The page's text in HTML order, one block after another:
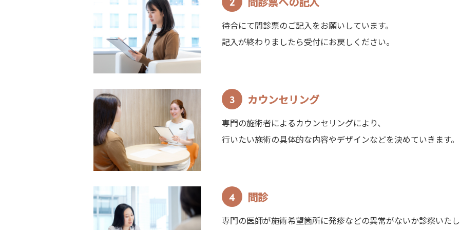
待合にて問診票のご記入をお願いしています。
記入が終わりましたら受付にお戻しください。
カウンセリング
専門の施術者によるカウンセリングにより、
行いたい施術の具体的な内容やデザインなどを決めていきます。
問診
専門の医師が施術希望箇所に発疹などの異常がないか診察いた